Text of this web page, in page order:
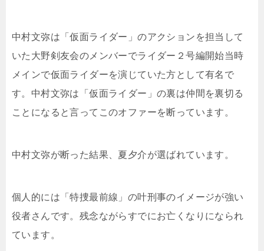
中村文弥は「仮面ライダー」のアクションを担当して
いた大野剣友会のメンバーでライダー２号編開始当時
メインで仮面ライダーを演じていた方として有名で
す。中村文弥は「仮面ライダー」の裏は仲間を裏切る
ことになると言ってこのオファーを断っています。
中村文弥が断った結果、夏夕介が選ばれています。
個人的には「特捜最前線」の叶刑事のイメージが強い
役者さんです。残念ながらすでにお亡くなりになられ
ています。